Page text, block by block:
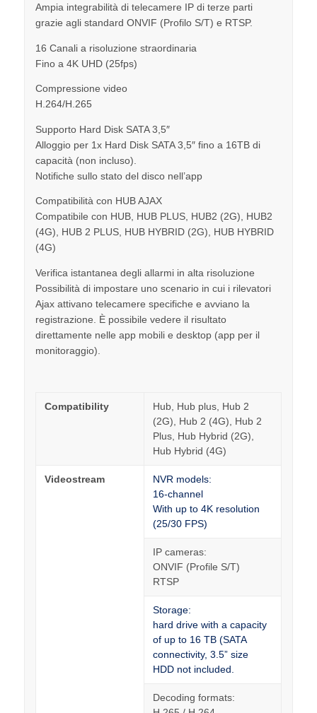
Ampia integrabilità di telecamere IP di terze parti
grazie agli standard ONVIF (Profilo S/T) e RTSP.
16 Canali a risoluzione straordinaria
Fino a 4K UHD (25fps)
Compressione video
H.264/H.265
Supporto Hard Disk SATA 3,5″
Alloggio per 1x Hard Disk SATA 3,5″ fino a 16TB di
capacità (non incluso).
Notifiche sullo stato del disco nell’app
Compatibilità con HUB AJAX
Compatibile con HUB, HUB PLUS, HUB2 (2G), HUB2
(4G), HUB 2 PLUS, HUB HYBRID (2G), HUB HYBRID
(4G)
Verifica istantanea degli allarmi in alta risoluzione
Possibilità di impostare uno scenario in cui i rilevatori
Ajax attivano telecamere specifiche e avviano la
registrazione. È possibile vedere il risultato
direttamente nelle app mobili e desktop (app per il
monitoraggio).
Compatibility
Hub, Hub plus, Hub 2
(2G), Hub 2 (4G), Hub 2
Plus, Hub Hybrid (2G),
Hub Hybrid (4G)
Videostream
NVR models:
16-channel
With up to 4K resolution
(25/30 FPS)
IP cameras:
ONVIF (Profile S/T)
RTSP
Storage:
hard drive with a capacity
of up to 16 TB (SATA
connectivity, 3.5” size
HDD not included.
Decoding formats: